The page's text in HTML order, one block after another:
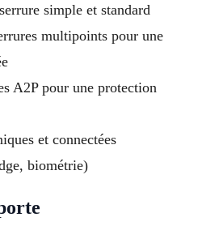
simple et standard
multipoints pour une
A2P pour une protection
et connectées
biométrie)